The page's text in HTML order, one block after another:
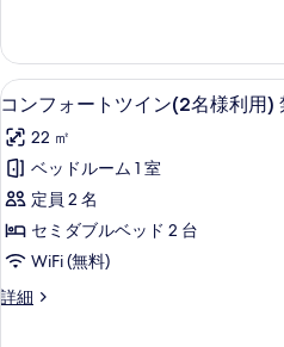
て
の
写
真
を
表
示
す
る
細
(1
名
様
利
用)
禁
煙
の
す
ー
ト
ツ
ン
(1
名
様
利
用)
禁
煙
コ
ン
フ
ォ
ー
ト
イ
12
コンフォートツイン(2名様利用)
22 ㎡
ベッドルーム 1 室
定員 2 名
セミダブルベッド 2 台
WiFi (無料)
詳細
コ